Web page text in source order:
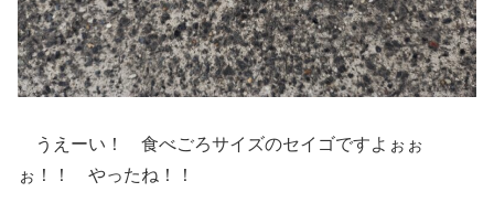
うえーい！ 食べごろサイズのセイゴですよぉぉ
ぉ！！ やったね！！